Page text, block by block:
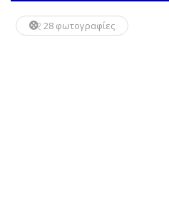
28 φωτογραφίες